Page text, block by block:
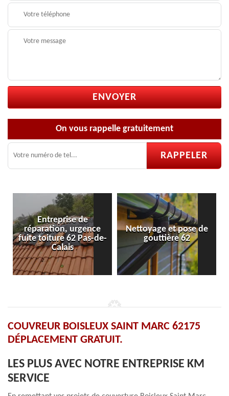
On vous rappelle gratuitement
Nettoyage et pose de
gouttière 62
Pose et réparation de
velux 62
COUVREUR BOISLEUX SAINT MARC 62175
DÉPLACEMENT GRATUIT.
LES PLUS AVEC NOTRE ENTREPRISE KM
SERVICE